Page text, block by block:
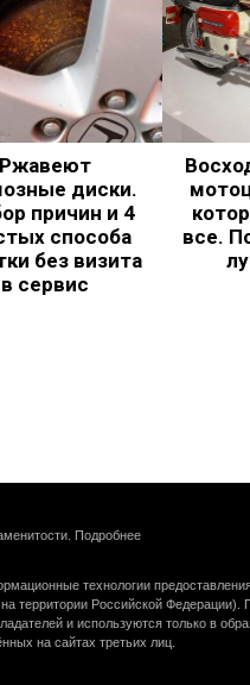
Ржавеют
диски.
причин и 4
способа
без визита
в сервис
все.
Подробнее
технологии
территории Российской Федерации).
и используются только в
на сайтах третьих лиц.